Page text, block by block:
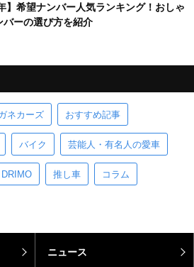
】希望ナンバー人気ランキング！おしゃ
バーの選び方を紹介
ネカーズ おすすめ記事
バイク 芸能人・有名人の愛車
DRIMO 推し車 コラム
ニュース